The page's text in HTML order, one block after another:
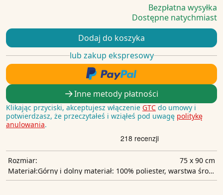
Bezpłatna wysyłka
Dostępne natychmiast
Dodaj do koszyka
lub zakup ekspresowy
Inne metody płatności
Klikając przyciski, akceptujesz włączenie GTC do umowy i
potwierdzasz, że przeczytałeś i wziąłeś pod uwagę politykę
anulowania.
Rozmiar:
75 x 90 cm
Materiał:
Górny i dolny materiał: 100% poliester, warstwa środkowa: 100% poliuretan, warstwa chłonna: 100% poliester